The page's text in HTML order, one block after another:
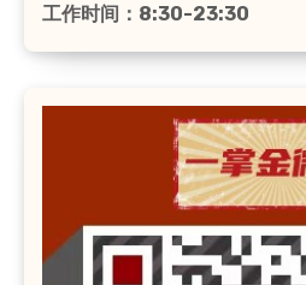
工作时间：8:30-23:30